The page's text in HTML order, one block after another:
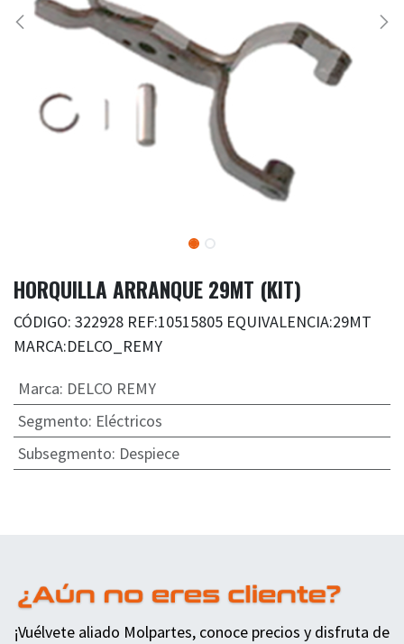
HORQUILLA ARRANQUE 29MT (KIT)
CÓDIGO: 322928 REF:10515805 EQUIVALENCIA:29MT
MARCA:DELCO_REMY
Marca: DELCO REMY
Segmento: Eléctricos
Subsegmento: Despiece
¡Vuélvete aliado Molpartes, conoce precios y disfruta de